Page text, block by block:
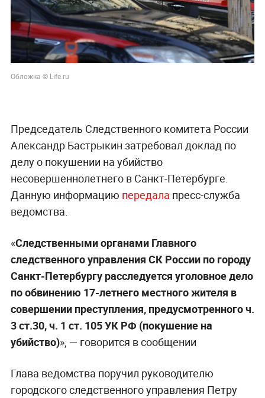
Обложка © Life.ru
Председатель Следственного комитета России
Александр Бастрыкин затребовал доклад по
делу о покушении на убийство
несовершеннолетнего в Санкт-Петербурге.
Данную информацию передала пресс-служба
ведомства.
«Следственными органами Главного
следственного управления СК России по городу
Санкт-Петербургу расследуется уголовное дело
по обвинению 17-летнего местного жителя в
совершении преступления, предусмотренного ч.
3 ст.30, ч. 1 ст. 105 УК РФ (покушение на
убийство)», — говорится в сообщении
Глава ведомства поручил руководителю
городского следственного управления Петру